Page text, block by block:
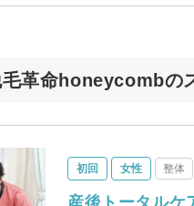
革命honeycombの
初回 女性 整体